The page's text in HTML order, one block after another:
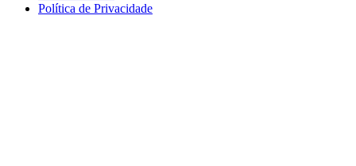
Política de Privacidade